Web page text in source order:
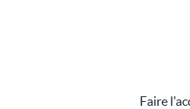
Faire